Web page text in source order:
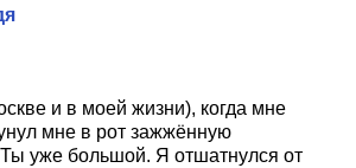
и в моей жизни), когда мне
мне в рот зажжённую
уже большой. Я отшатнулся от